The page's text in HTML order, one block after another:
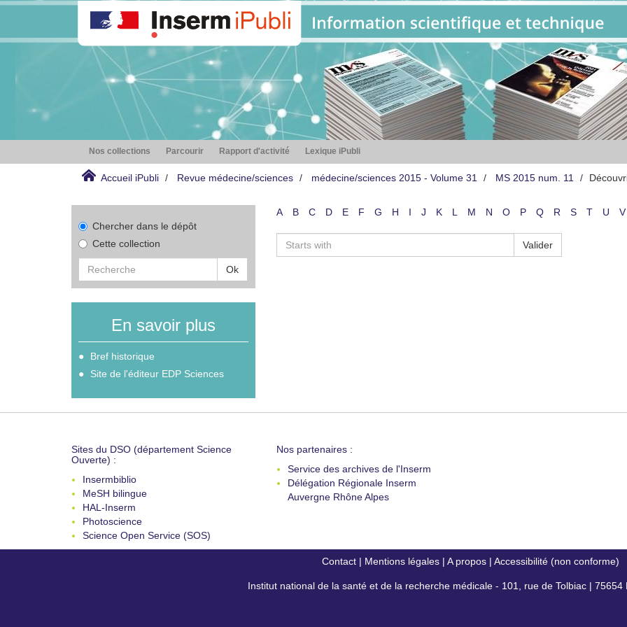
Nos collections Parcourir Rapport d'activité Lexique iPubli
Accueil iPubli Revue médecine/sciences médecine/sciences 2015 - Volume 31 MS 2015 num. 11
Chercher dans le dépôt
Cette collection
Ok
En savoir plus
Bref historique
Site de l'éditeur EDP Sciences
A B C D E F G H I J K L M N O P Q R S T U V
Valider
Sites du DSO (département Science
Ouverte) :
Insermbiblio
MeSH bilingue
HAL-Inserm
Photoscience
Science Open Service (SOS)
Nos partenaires :
Service des archives de l'Inserm
Délégation Régionale Inserm
Auvergne Rhône Alpes
Contact| Mentions légales| A propos| Accessibilité (non conforme)
Institut national de la santé et de la recherche médicale - 101, rue de Tolbiac | 75654